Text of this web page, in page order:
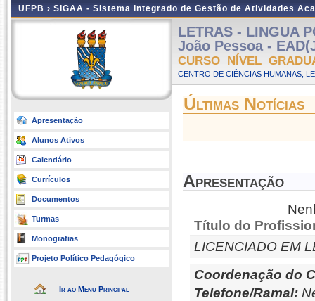
UFPB › SIGAA - Sistema Integrado de Gestão de Atividades
Apresentação
Alunos Ativos
Calendário
Currículos
Documentos
Turmas
Monografias
Projeto Político Pedagógico
Ir ao Menu Principal
LETRAS - LINGUA
João Pessoa -
CURSO NÍVEL
CENTRO DE CIÊNCIAS HUMANAS,
Últimas Notícias
Apresentação
Título do
LICENCIADO EM
Coordenação do
Telefone/Ramal: